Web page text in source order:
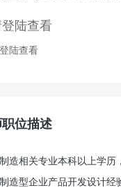
陆查看
陆查看
位描述
相关专业本科以上学历
造型企业产品开发设计经